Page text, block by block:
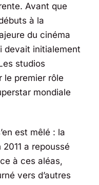
Avant que
à la
du cinéma
devait initialement
studios
le premier rôle
mondiale
est mêlé : la
a repoussé
à ces aléas,
vers d’autres